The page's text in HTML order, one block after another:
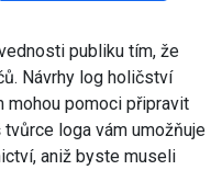
publiku tím, že
Návrhy log holičství
mohou pomoci připravit
loga vám umožňuje
aniž byste museli